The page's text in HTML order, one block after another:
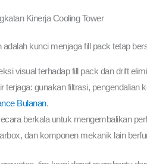
Kinerja Cooling Tower
kunci menjaga fill pack tetap
visual terhadap fill pack dan drift
terjaga: gunakan filtrasi, pengendalian
Bulanan.
berkala untuk mengembalikan
dan komponen mekanik lain